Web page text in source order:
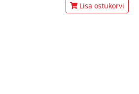
Lisa ostukorvi